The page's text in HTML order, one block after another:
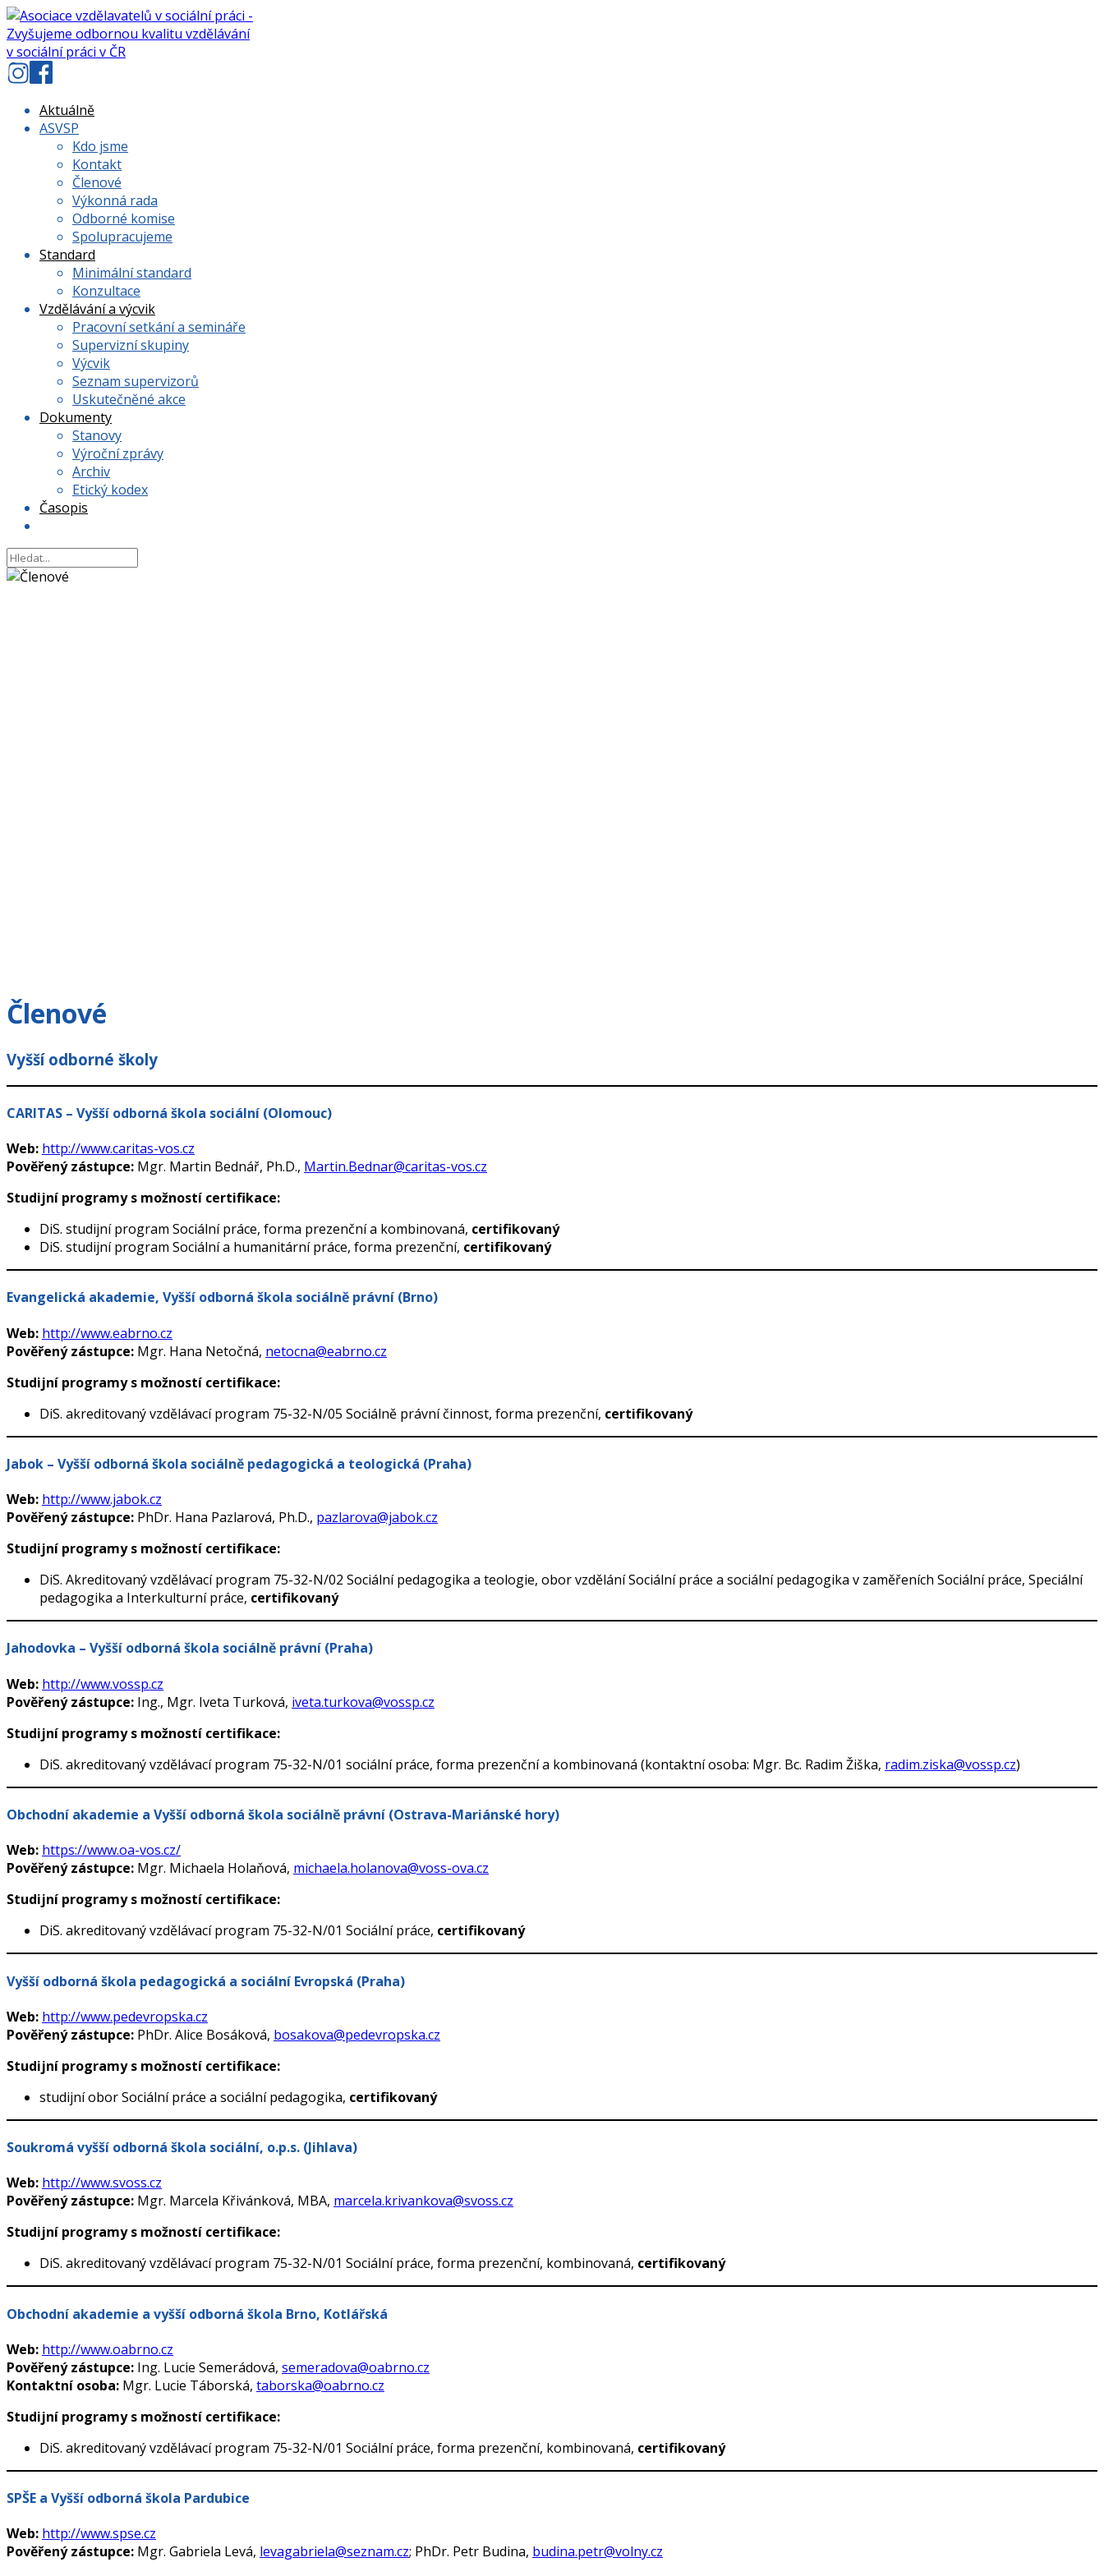
Skip
to
content
Aktuálně
ASVSP
Kdo jsme
Kontakt
Členové
Výkonná rada
Odborné komise
Spolupracujeme
Standard
Minimální standard
Konzultace
Vzdělávání a výcvik
Pracovní setkání a semináře
Supervizní skupiny
Výcvik
Seznam supervizorů
Uskutečněné akce
Dokumenty
Stanovy
Výroční zprávy
Archiv
Etický kodex
Časopis
Členové
Vyšší odborné školy
CARITAS – Vyšší odborná škola sociální (Olomouc)
Web: http://www.caritas-vos.cz
Pověřený zástupce: Mgr. Martin Bednář, Ph.D., Martin.Bednar@caritas-vos.cz
Studijní programy s možností certifikace:
DiS. studijní program Sociální práce, forma prezenční a kombinovaná, certifikovaný
DiS. studijní program Sociální a humanitární práce, forma prezenční, certifikovaný
Evangelická akademie, Vyšší odborná škola sociálně právní (Brno)
Web: http://www.eabrno.cz
Pověřený zástupce: Mgr. Hana Netočná, netocna@eabrno.cz
Studijní programy s možností certifikace:
DiS. akreditovaný vzdělávací program 75-32-N/05 Sociálně právní činnost, forma prezenční, certifikovaný
Jabok – Vyšší odborná škola sociálně pedagogická a teologická (Praha)
Web: http://www.jabok.cz
Pověřený zástupce: PhDr. Hana Pazlarová, Ph.D., pazlarova@jabok.cz
Studijní programy s možností certifikace:
DiS. Akreditovaný vzdělávací program 75-32-N/02 Sociální pedagogika a teologie, obor vzdělání Sociální práce a sociální pedagogika v zaměřeních Sociální práce, Speciální
pedagogika a Interkulturní práce, certifikovaný
Jahodovka – Vyšší odborná škola sociálně právní (Praha)
Web: http://www.vossp.cz
Pověřený zástupce: Ing., Mgr. Iveta Turková, iveta.turkova@vossp.cz
Studijní programy s možností certifikace:
DiS. akreditovaný vzdělávací program 75-32-N/01 sociální práce, forma prezenční a kombinovaná (kontaktní osoba: Mgr. Bc. Radim Žiška, radim.ziska@vossp.cz)
Obchodní akademie a Vyšší odborná škola sociálně právní (Ostrava-Mariánské hory)
Web: https://www.oa-vos.cz/
Pověřený zástupce: Mgr. Michaela Holaňová, michaela.holanova@voss-ova.cz
Studijní programy s možností certifikace:
DiS. akreditovaný vzdělávací program 75-32-N/01 Sociální práce, certifikovaný
Vyšší odborná škola pedagogická a sociální Evropská (Praha)
Web: http://www.pedevropska.cz
Pověřený zástupce: PhDr. Alice Bosáková, bosakova@pedevropska.cz
Studijní programy s možností certifikace:
studijní obor Sociální práce a sociální pedagogika, certifikovaný
Soukromá vyšší odborná škola sociální, o.p.s. (Jihlava)
Web: http://www.svoss.cz
Pověřený zástupce: Mgr. Marcela Křivánková, MBA, marcela.krivankova@svoss.cz
Studijní programy s možností certifikace:
DiS. akreditovaný vzdělávací program 75-32-N/01 Sociální práce, forma prezenční, kombinovaná, certifikovaný
Obchodní akademie a vyšší odborná škola Brno, Kotlářská
Web: http://www.oabrno.cz
Pověřený zástupce: Ing. Lucie Semerádová, semeradova@oabrno.cz
Kontaktní osoba: Mgr. Lucie Táborská, taborska@oabrno.cz
Studijní programy s možností certifikace:
DiS. akreditovaný vzdělávací program 75-32-N/01 Sociální práce, forma prezenční, kombinovaná, certifikovaný
SPŠE a Vyšší odborná škola Pardubice
Web: http://www.spse.cz
Pověřený zástupce: Mgr. Gabriela Levá, levagabriela@seznam.cz; PhDr. Petr Budina, budina.petr@volny.cz